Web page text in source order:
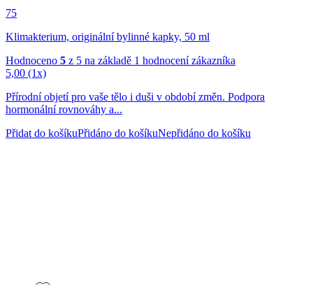
75
Klimakterium, originální bylinné kapky, 50 ml
Hodnoceno 5 z 5 na základě 1 hodnocení zákazníka
5,00 (1x)
Přírodní objetí pro vaše tělo i duši v období změn. Podpora
hormonální rovnováhy a...
Přidat do košíkuPřidáno do košíkuNepřidáno do košíku